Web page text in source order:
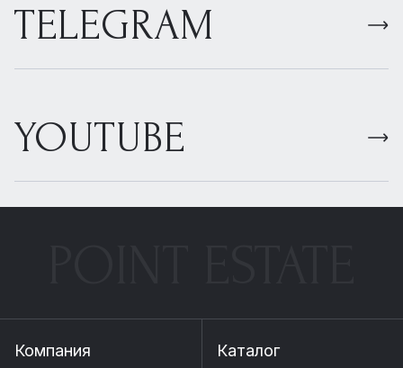
TELEGRAM
YOUTUBE
Компания Каталог